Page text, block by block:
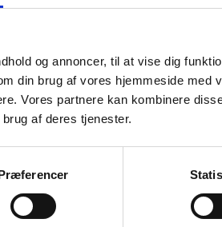
og annoncer, til at vise dig
din brug af vores hjemmeside med
Vores partnere kan kombinere
af deres tjenester.
om
Vi kan
en